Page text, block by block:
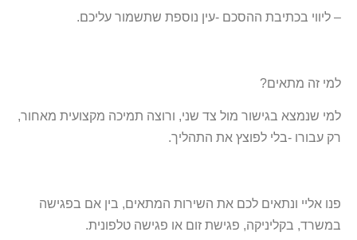
– ליווי בכתיבת ההסכם -עין נוספת שתשמור עליכם.
למי זה מתאים?
למי שנמצא בגישור מול צד שני, ורוצה תמיכה מקצועית מאחור,
רק עבורו -בלי לפוצץ את התהליך.
פנו אליי ונתאים לכם את השירות המתאים, בין אם בפגישה
במשרד, בקליניקה, פגישת זום או פגישה טלפונית.